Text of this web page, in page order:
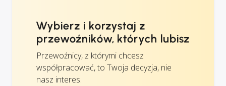
Wybierz i korzystaj z
przewoźników, których lubisz
Przewoźnicy, z którymi chcesz
współpracować, to Twoja decyzja, nie
nasz interes.